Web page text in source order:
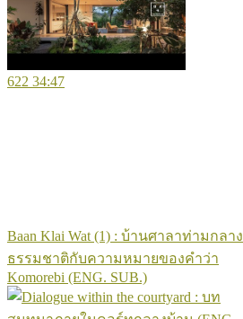
622 34:47
Baan Klai Wat (1) : บ้านศาลาท่ามกลาง
ธรรมชาติกับความหมายของคำว่า
Komorebi (ENG. SUB.)